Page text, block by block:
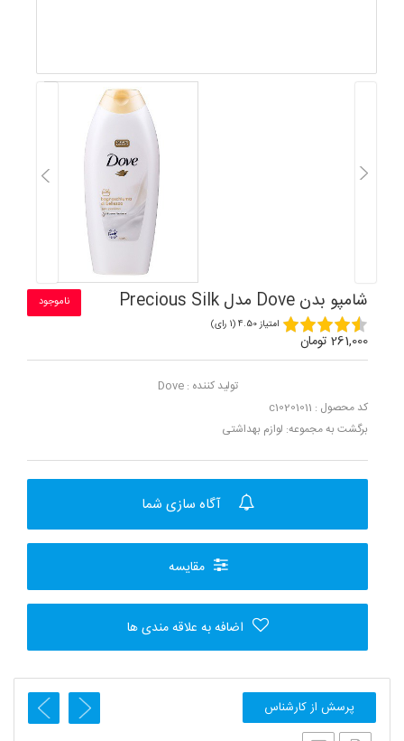
شامپو بدن Dove مدل Precious Silk ناموجود
امتیاز 4.50 (1 رای)
261,000 تومان
تولید کننده : Dove
کد محصول : c10201011
برگشت به مجموعه: لوازم بهداشتی
آگاه سازی شما
مقایسه
اضافه به علاقه مندی ها
پرسش از کارشناس